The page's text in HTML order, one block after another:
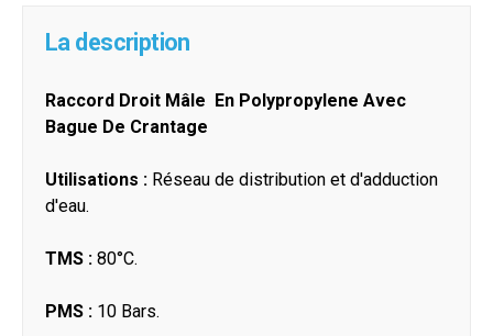
La description
Raccord Droit Mâle En Polypropylene Avec
Bague De Crantage
Utilisations : Réseau de distribution et d'adduction
d'eau.
TMS : 80°C.
PMS : 10 Bars.